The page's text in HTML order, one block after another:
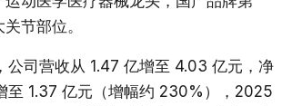
节部位。
司营收从 1.47 亿增至 4.03 亿元，净
至 1.37 亿元（增幅约 230%），2025